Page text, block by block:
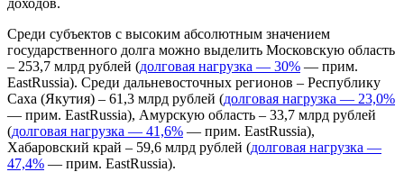
Среди субъектов с высоким абсолютным значением
государственного долга можно выделить Московскую область
– 253,7 млрд рублей (долговая нагрузка — 30% — прим.
EastRussia). Среди дальневосточных регионов – Республику
Саха (Якутия) – 61,3 млрд рублей (долговая нагрузка — 23,0%
— прим. EastRussia), Амурскую область – 33,7 млрд рублей
(долговая нагрузка — 41,6% — прим. EastRussia),
Хабаровский край – 59,6 млрд рублей (долговая нагрузка —
47,4% — прим. EastRussia).